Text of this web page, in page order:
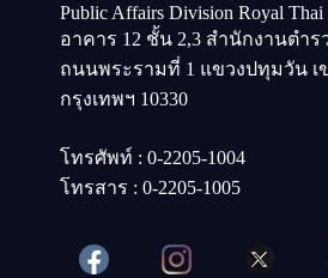
Public Affairs Division Royal Thai
อาคาร 12 ชั้น 2,3 สำนักงานตำ
ถนนพระรามที่ 1 แขวงปทุมวัน
กรุงเทพฯ 10330
โทรศัพท์ : 0-2205-1004
โทรสาร : 0-2205-1005